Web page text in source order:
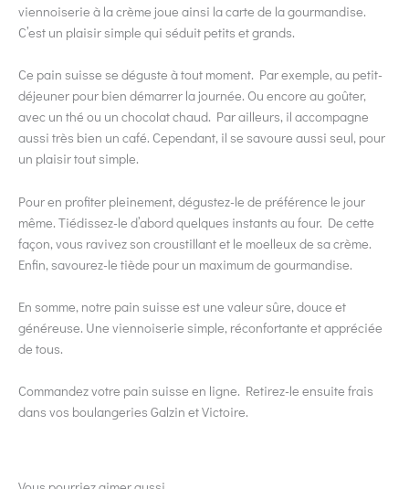
viennoiserie à la crème joue ainsi la carte de la gourmandise.
C’est un plaisir simple qui séduit petits et grands.
Ce pain suisse se déguste à tout moment. Par exemple, au petit-
déjeuner pour bien démarrer la journée. Ou encore au goûter,
avec un thé ou un chocolat chaud. Par ailleurs, il accompagne
aussi très bien un café. Cependant, il se savoure aussi seul, pour
un plaisir tout simple.
Pour en profiter pleinement, dégustez-le de préférence le jour
même. Tiédissez-le d’abord quelques instants au four. De cette
façon, vous ravivez son croustillant et le moelleux de sa crème.
Enfin, savourez-le tiède pour un maximum de gourmandise.
En somme, notre pain suisse est une valeur sûre, douce et
généreuse. Une viennoiserie simple, réconfortante et appréciée
de tous.
Commandez votre pain suisse en ligne. Retirez-le ensuite frais
dans vos boulangeries Galzin et Victoire.